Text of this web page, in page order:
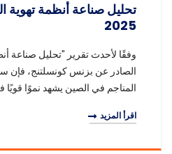
تحليل صناعة أنظمة تهوية
2025
وفقًا لأحدث تقرير "تحليل صناعة
الصادر عن بزنس كونسلتنج، فإن
اقرأ المزيد